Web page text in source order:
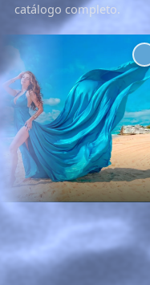
catálogo completo.